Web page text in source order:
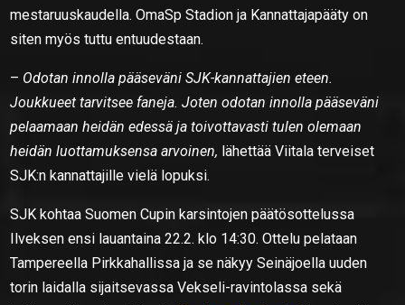
mestaruuskaudella. OmaSp Stadion ja Kannattajapääty on
siten myös tuttu entuudestaan.
– Odotan innolla pääseväni SJK-kannattajien eteen.
Joukkueet tarvitsee faneja. Joten odotan innolla pääseväni
pelaamaan heidän edessä ja toivottavasti tulen olemaan
heidän luottamuksensa arvoinen, lähettää Viitala terveiset
SJK:n kannattajille vielä lopuksi.
SJK kohtaa Suomen Cupin karsintojen päätösottelussa
Ilveksen ensi lauantaina 22.2. klo 14:30. Ottelu pelataan
Tampereella Pirkkahallissa ja se näkyy Seinäjoella uuden
torin laidalla sijaitsevassa Vekseli-ravintolassa sekä